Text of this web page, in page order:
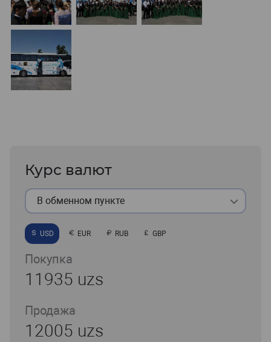
Курс валют
В обменном пункте
USD EUR RUB GBP
Покупка
11935 uzs
Продажа
12005 uzs